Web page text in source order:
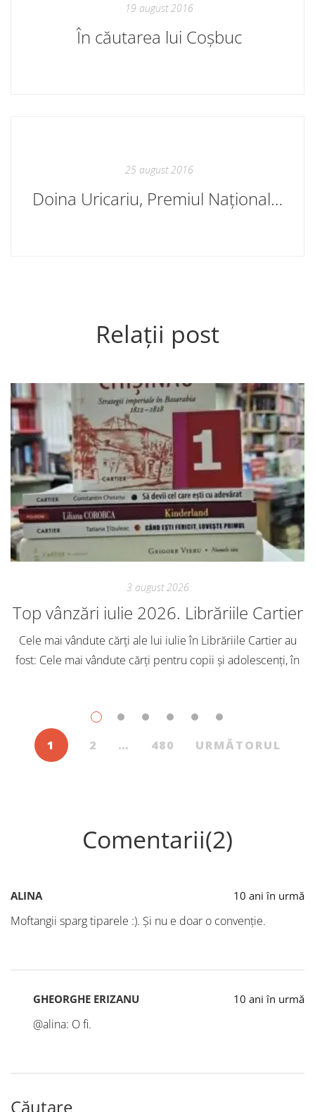
19 august 2016
În căutarea lui Coșbuc
25 august 2016
Doina Uricariu, Premiul Național 2016 în Republica Moldova
Relații post
3 august 2026
Top vânzări iulie 2026. Librăriile Cartier
Cele mai vândute cărți ale lui iulie în Librăriile Cartier au
fost: Cele mai vândute cărți pentru copii și adolescenți, în
1 2 … 480 URMĂTORUL
Comentarii(2)
ALINA 10 ani în urmă
Moftangii sparg tiparele :). Şi nu e doar o convenție.
GHEORGHE ERIZANU 10 ani în urmă
@alina: O fi.
Căutare